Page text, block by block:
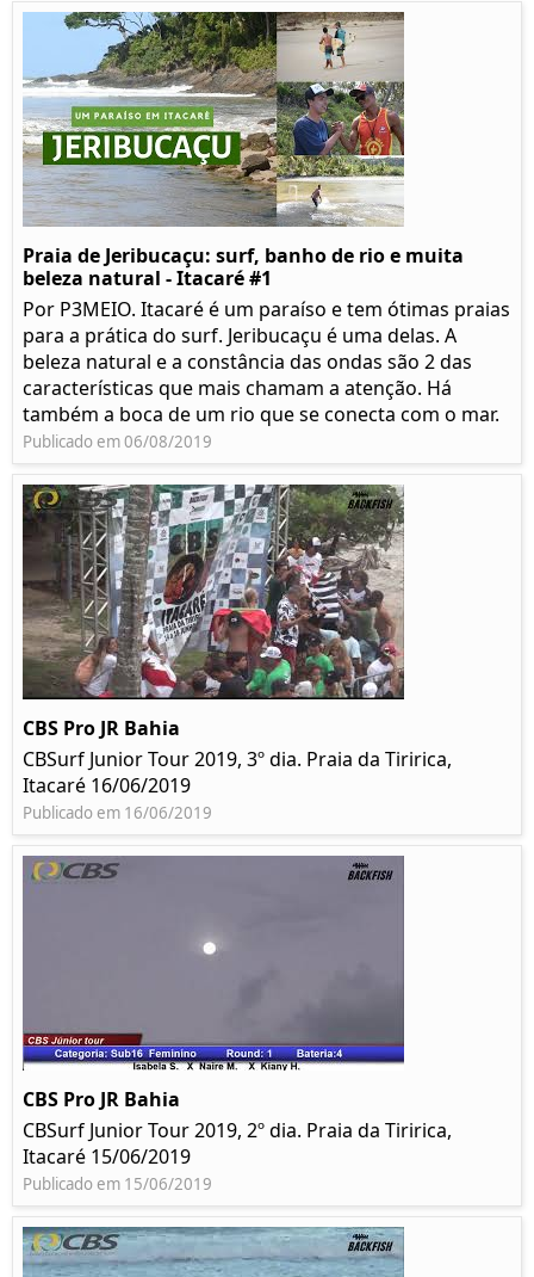
Praia de Jeribucaçu: surf, banho de rio e muita
beleza natural - Itacaré #1
Por P3MEIO. Itacaré é um paraíso e tem ótimas praias
para a prática do surf. Jeribucaçu é uma delas. A
beleza natural e a constância das ondas são 2 das
características que mais chamam a atenção. Há
também a boca de um rio que se conecta com o mar.
Publicado em 06/08/2019
CBS Pro JR Bahia
CBSurf Junior Tour 2019, 3º dia. Praia da Tiririca,
Itacaré 16/06/2019
Publicado em 16/06/2019
CBS Pro JR Bahia
CBSurf Junior Tour 2019, 2º dia. Praia da Tiririca,
Itacaré 15/06/2019
Publicado em 15/06/2019